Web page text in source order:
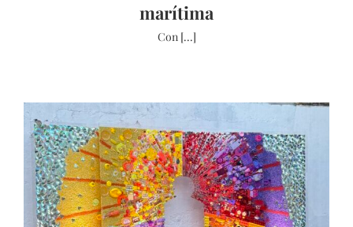
marítima
Con [...]